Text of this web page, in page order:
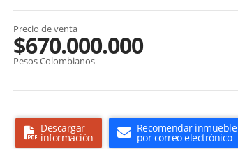
Precio de venta
$670.000.000
Pesos Colombianos
Descargar
información
Recomendar inmueble
por correo electrónico